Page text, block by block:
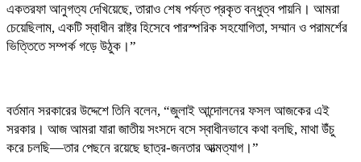
একতরফা আনুগত্য দেখিয়েছে, তারাও শেষ পর্যন্ত প্রকৃত বন্ধুত্ব পায়নি। আমরা
চেয়েছিলাম, একটি স্বাধীন রাষ্ট্র হিসেবে পারস্পরিক সহযোগিতা, সম্মান ও পরামর্শের
ভিত্তিতে সম্পর্ক গড়ে উঠুক।”
বর্তমান সরকারের উদ্দেশে তিনি বলেন, “জুলাই আন্দোলনের ফসল আজকের এই
সরকার। আজ আমরা যারা জাতীয় সংসদে বসে স্বাধীনভাবে কথা বলছি, মাথা উঁচু
করে চলছি—তার পেছনে রয়েছে ছাত্র-জনতার আত্মত্যাগ।”